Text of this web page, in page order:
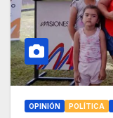
OPINIÓN POLÍTICA